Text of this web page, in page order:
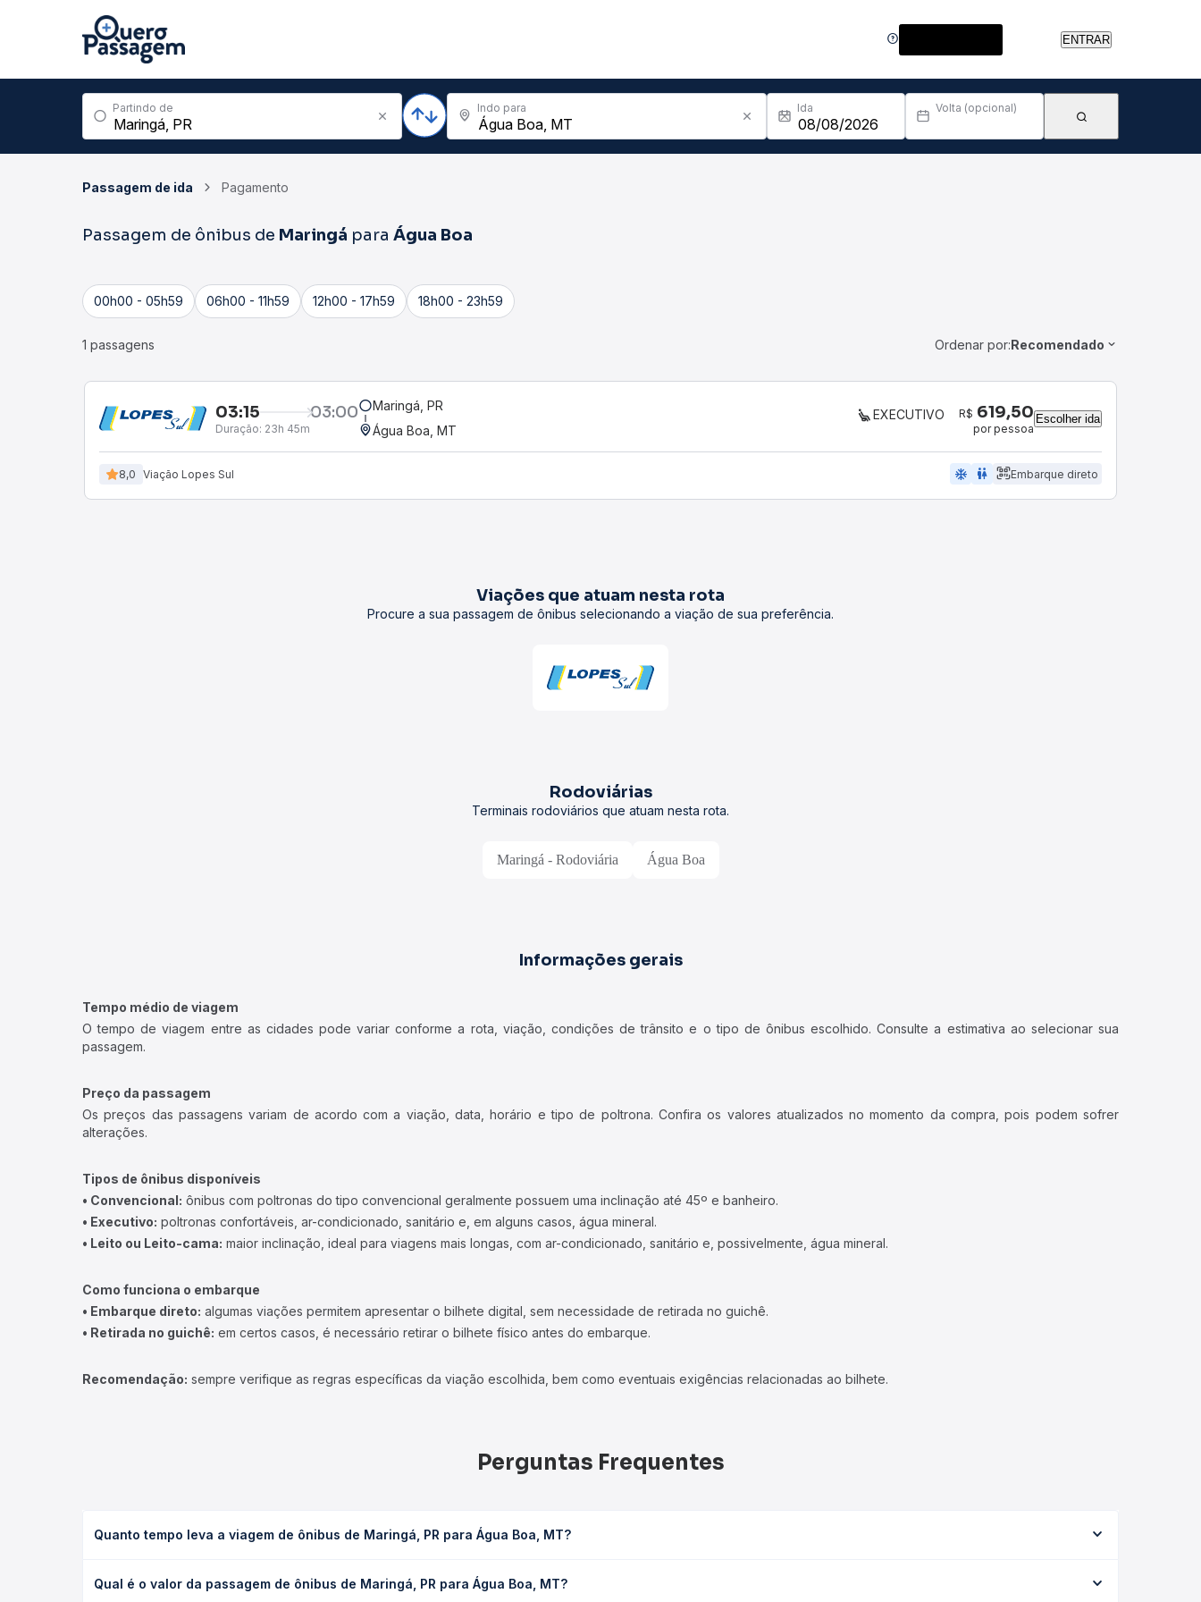
ENTRAR
Partindo de Indo para Ida Volta (opcional)
Passagem de ida Pagamento
Passagem de ônibus de Maringá para Água Boa
00h00 - 05h59 06h00 - 11h59 12h00 - 17h59 18h00 - 23h59
1 passagens Ordenar por:Recomendado
03:15 03:00
Duração: 23h 45m
Maringá, PR
Água Boa, MT
EXECUTIVO R$ 619,50
por pessoa
Escolher ida
8,0 Viação Lopes Sul ac_unit wc Embarque direto
Viações que atuam nesta rota
Procure a sua passagem de ônibus selecionando a viação de sua preferência.
Rodoviárias
Terminais rodoviários que atuam nesta rota.
Maringá - Rodoviária Água Boa
Informações gerais
Tempo médio de viagem
O tempo de viagem entre as cidades pode variar conforme a rota, viação, condições de trânsito e o tipo de ônibus escolhido. Consulte a estimativa ao selecionar sua
passagem.
Preço da passagem
Os preços das passagens variam de acordo com a viação, data, horário e tipo de poltrona. Confira os valores atualizados no momento da compra, pois podem sofrer
alterações.
Tipos de ônibus disponíveis
• Convencional: ônibus com poltronas do tipo convencional geralmente possuem uma inclinação até 45º e banheiro.
• Executivo: poltronas confortáveis, ar-condicionado, sanitário e, em alguns casos, água mineral.
• Leito ou Leito-cama: maior inclinação, ideal para viagens mais longas, com ar-condicionado, sanitário e, possivelmente, água mineral.
Como funciona o embarque
• Embarque direto: algumas viações permitem apresentar o bilhete digital, sem necessidade de retirada no guichê.
• Retirada no guichê: em certos casos, é necessário retirar o bilhete físico antes do embarque.
Recomendação: sempre verifique as regras específicas da viação escolhida, bem como eventuais exigências relacionadas ao bilhete.
Perguntas Frequentes
Quanto tempo leva a viagem de ônibus de Maringá, PR para Água Boa, MT?
e as condições de tráfego. Na Quero Passagem você consulta os horários disponíveis e vê a duração exata de cada opção na data desejada.
Qual é o valor da passagem de ônibus de Maringá, PR para Água Boa, MT?